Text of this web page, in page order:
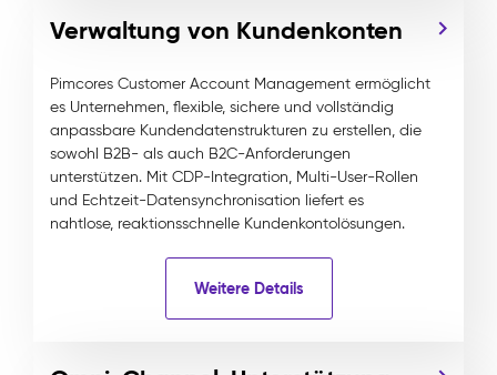
Verwaltung von Kundenkonten
Pimcores Customer Account Management ermöglicht
es Unternehmen, flexible, sichere und vollständig
anpassbare Kundendatenstrukturen zu erstellen, die
sowohl B2B- als auch B2C-Anforderungen
unterstützen. Mit CDP-Integration, Multi-User-Rollen
und Echtzeit-Datensynchronisation liefert es
nahtlose, reaktionsschnelle Kundenkontolösungen.
Weitere Details